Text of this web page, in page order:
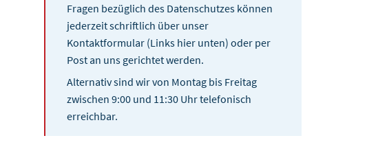
Fragen bezüglich des Datenschutzes können
jederzeit schriftlich über unser
Kontaktformular (Links hier unten) oder per
Post an uns gerichtet werden.
Alternativ sind wir von Montag bis Freitag
zwischen 9:00 und 11:30 Uhr telefonisch
erreichbar.